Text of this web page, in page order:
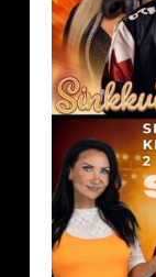
Deittisirkus
Speed
Dating,
Vantaalla